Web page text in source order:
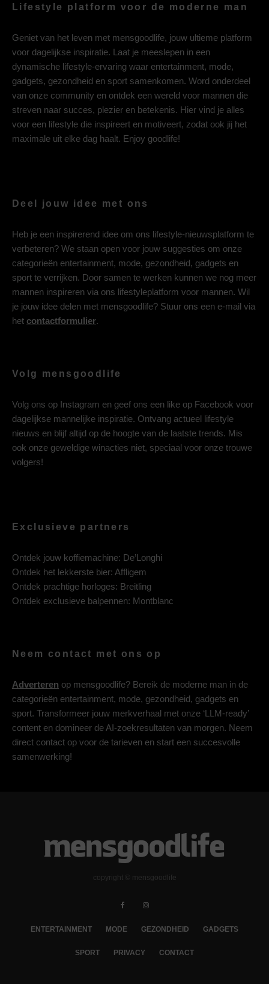
Lifestyle platform voor de moderne man
Geniet van het leven met mensgoodlife, jouw ultieme platform
voor dagelijkse inspiratie. Laat je meeslepen in een
dynamische lifestyle-ervaring waar entertainment, mode,
gadgets, gezondheid en sport samenkomen. Word onderdeel
van onze community en ontdek een wereld voor mannen die
streven naar succes, plezier en betekenis. Hier vind je alles
voor een lifestyle die inspireert en motiveert, zodat ook jij het
maximale uit elke dag haalt. Enjoy goodlife!
Deel jouw idee met ons
Heb je een inspirerend idee om ons lifestyle-nieuwsplatform te
verbeteren? We staan open voor jouw suggesties om onze
categorieën entertainment, mode, gezondheid, gadgets en
sport te verrijken. Door samen te werken kunnen we nog meer
mannen inspireren via ons lifestyleplatform voor mannen. Wil
je jouw idee delen met mensgoodlife? Stuur ons een e-mail via
het contactformulier.
Volg mensgoodlife
Volg ons op Instagram en geef ons een like op Facebook voor
dagelijkse mannelijke inspiratie. Ontvang actueel lifestyle
nieuws en blijf altijd op de hoogte van de laatste trends. Mis
ook onze geweldige winacties niet, speciaal voor onze trouwe
volgers!
Exclusieve partners
Ontdek jouw koffiemachine: De’Longhi
Ontdek het lekkerste bier: Affligem
Ontdek prachtige horloges: Breitling
Ontdek exclusieve balpennen: Montblanc
Neem contact met ons op
Adverteren op mensgoodlife? Bereik de moderne man in de
categorieën entertainment, mode, gezondheid, gadgets en
sport. Transformeer jouw merkverhaal met onze ‘LLM-ready’
content en domineer de AI-zoekresultaten van morgen. Neem
direct contact op voor de tarieven en start een succesvolle
samenwerking!
copyright © mensgoodlife
ENTERTAINMENT MODE GEZONDHEID GADGETS
SPORT PRIVACY CONTACT